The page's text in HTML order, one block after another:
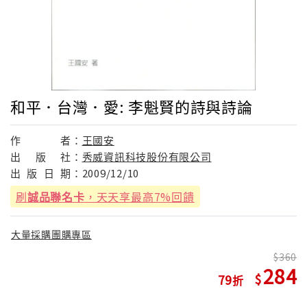
和平．台灣．愛: 李魁賢的詩與詩論
作 者： 王國安
出
版 社： 秀威資訊科技股份有限公司
出 版 日 期： 2009/12/10
刷誠品聯名卡 ，天天享最高7%回饋
大量採購團購專區
79
360
284